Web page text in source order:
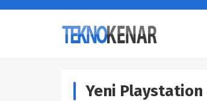
Yeni Playstation